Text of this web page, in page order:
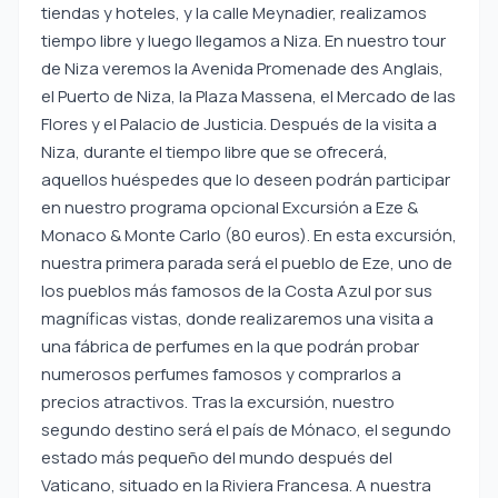
tiendas y hoteles, y la calle Meynadier, realizamos
tiempo libre y luego llegamos a Niza. En nuestro tour
de Niza veremos la Avenida Promenade des Anglais,
el Puerto de Niza, la Plaza Massena, el Mercado de las
Flores y el Palacio de Justicia. Después de la visita a
Niza, durante el tiempo libre que se ofrecerá,
aquellos huéspedes que lo deseen podrán participar
en nuestro programa opcional Excursión a Eze &
Monaco & Monte Carlo (80 euros). En esta excursión,
nuestra primera parada será el pueblo de Eze, uno de
los pueblos más famosos de la Costa Azul por sus
magníficas vistas, donde realizaremos una visita a
una fábrica de perfumes en la que podrán probar
numerosos perfumes famosos y comprarlos a
precios atractivos. Tras la excursión, nuestro
segundo destino será el país de Mónaco, el segundo
estado más pequeño del mundo después del
Vaticano, situado en la Riviera Francesa. A nuestra